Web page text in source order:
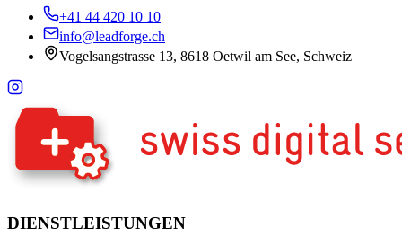
+41 44 420 10 10
info@leadforge.ch
Vogelsangstrasse 13, 8618 Oetwil am See, Schweiz
DIENSTLEISTUNGEN